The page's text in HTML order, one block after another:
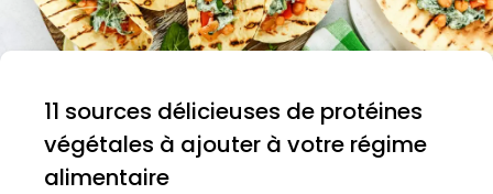
11 sources délicieuses de protéines
végétales à ajouter à votre régime
alimentaire